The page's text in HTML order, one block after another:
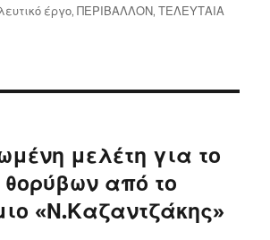
έργο,ΠΕΡΙΒΑΛΛΟΝ,ΤΕΛΕΥΤΑΙΑ
μελέτη για το
από το
«Ν.Καζαντζάκης»